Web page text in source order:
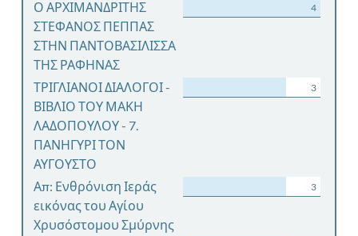
Ο ΑΡΧΙΜΑΝΔΡΙΤΗΣ
ΣΤΕΦΑΝΟΣ ΠΕΠΠΑΣ
ΣΤΗΝ ΠΑΝΤΟΒΑΣΙΛΙΣΣΑ
ΤΗΣ ΡΑΦΗΝΑΣ
4
ΤΡΙΓΛΙΑΝΟΙ ΔΙΑΛΟΓΟΙ -
ΒΙΒΛΙΟ ΤΟΥ ΜΑΚΗ
ΛΑΔΟΠΟΥΛΟΥ - 7.
ΠΑΝΗΓΥΡΙ ΤΟΝ
ΑΥΓΟΥΣΤΟ
3
Απ: Ενθρόνιση Ιεράς
εικόνας του Αγίου
Χρυσόστομου Σμύρνης
3